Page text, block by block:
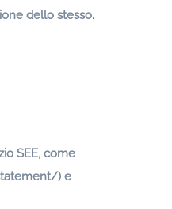
dello stesso.
SEE, come
) e